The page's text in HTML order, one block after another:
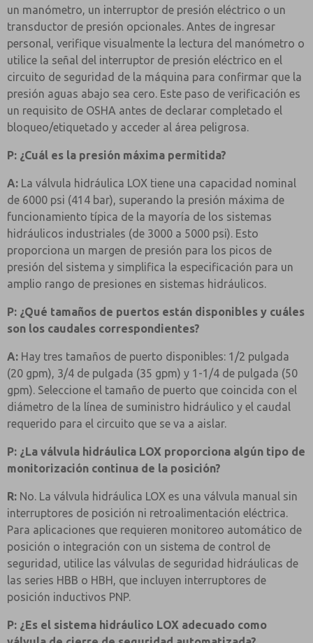
un manómetro, un interruptor de presión eléctrico o un
transductor de presión opcionales. Antes de ingresar
personal, verifique visualmente la lectura del manómetro o
utilice la señal del interruptor de presión eléctrico en el
circuito de seguridad de la máquina para confirmar que la
presión aguas abajo sea cero. Este paso de verificación es
un requisito de OSHA antes de declarar completado el
bloqueo/etiquetado y acceder al área peligrosa.
P: ¿Cuál es la presión máxima permitida?
A: La válvula hidráulica LOX tiene una capacidad nominal
de 6000 psi (414 bar), superando la presión máxima de
funcionamiento típica de la mayoría de los sistemas
hidráulicos industriales (de 3000 a 5000 psi). Esto
proporciona un margen de presión para los picos de
presión del sistema y simplifica la especificación para un
amplio rango de presiones en sistemas hidráulicos.
P: ¿Qué tamaños de puertos están disponibles y cuáles
son los caudales correspondientes?
A: Hay tres tamaños de puerto disponibles: 1/2 pulgada
(20 gpm), 3/4 de pulgada (35 gpm) y 1-1/4 de pulgada (50
gpm). Seleccione el tamaño de puerto que coincida con el
diámetro de la línea de suministro hidráulico y el caudal
requerido para el circuito que se va a aislar.
P: ¿La válvula hidráulica LOX proporciona algún tipo de
monitorización continua de la posición?
R: No. La válvula hidráulica LOX es una válvula manual sin
interruptores de posición ni retroalimentación eléctrica.
Para aplicaciones que requieren monitoreo automático de
posición o integración con un sistema de control de
seguridad, utilice las válvulas de seguridad hidráulicas de
las series HBB o HBH, que incluyen interruptores de
posición inductivos PNP.
P: ¿Es el sistema hidráulico LOX adecuado como